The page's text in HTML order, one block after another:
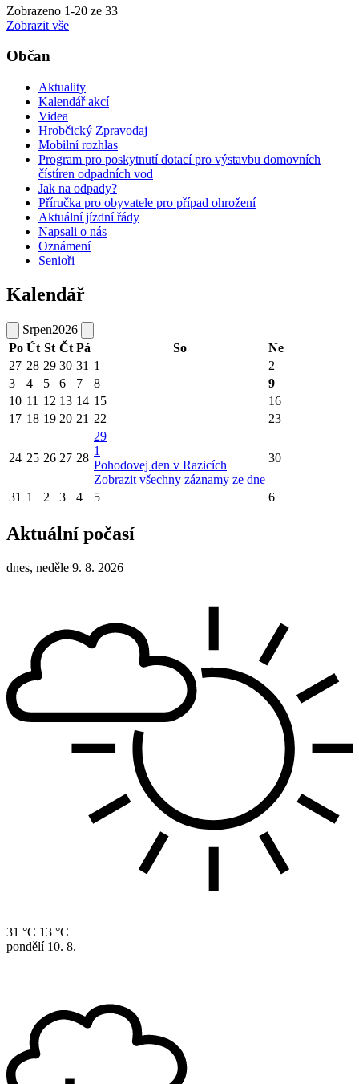
Zobrazeno 1-20 ze 33
Zobrazit vše
Občan
Aktuality
Kalendář akcí
Videa
Hrobčický Zpravodaj
Mobilní rozhlas
Program pro poskytnutí dotací pro výstavbu domovních
čístíren odpadních vod
Jak na odpady?
Příručka pro obyvatele pro případ ohrožení
Aktuální jízdní řády
Napsali o nás
Oznámení
Senioři
Kalendář
Srpen2026
Po Út St Čt Pá So
Ne
27 28 29 30 31 1
2
3
4 5 6 7 8
9
10 11 12 13 14 15
16
17 18 19 20 21 22 23
24 25 26 27 28
29
1
Pohodovej den v Razicích
Zobrazit všechny záznamy ze dne
30
31 1 2 3 4 5 6
Aktuální počasí
dnes, neděle 9. 8. 2026
31 °C 13 °C
pondělí 10. 8.